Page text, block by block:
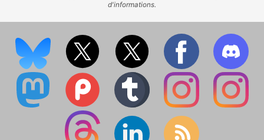
d'informations.